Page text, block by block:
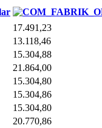
17.491,23
13.118,46
15.304,88
21.864,00
15.304,80
15.304,86
15.304,80
20.770,86